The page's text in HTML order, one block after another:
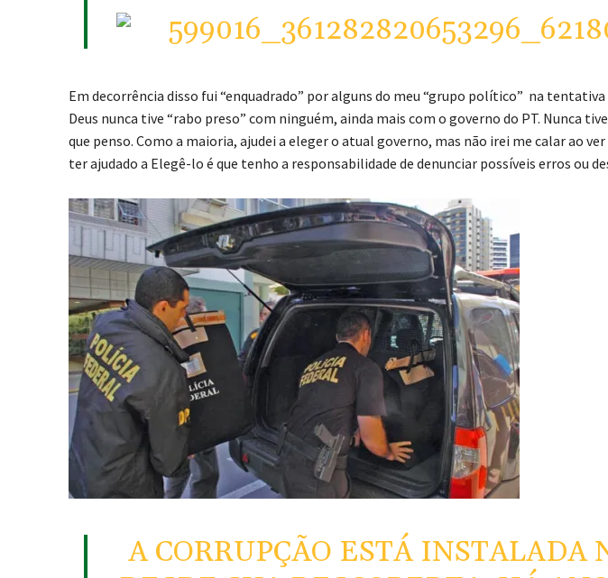
Em decorrência disso fui “enquadrado” por alguns do meu “grupo político” na tentativa
Deus nunca tive “rabo preso” com ninguém, ainda mais com o governo do PT. Nunca
que penso. Como a maioria, ajudei a eleger o atual governo, mas não irei me calar ao
ter ajudado a Elegê-lo é que tenho a responsabilidade de denunciar possíveis erros ou
A CORRUPÇÃO ESTÁ INSTALADA